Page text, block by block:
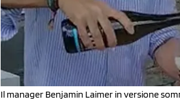
Il manager Benjamin Laimer in versione